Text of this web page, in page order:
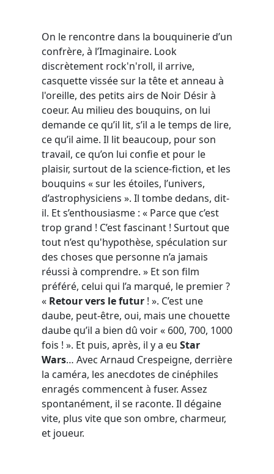
On le rencontre dans la bouquinerie d’un
confrère, à l’Imaginaire. Look
discrètement rock'n'roll, il arrive,
casquette vissée sur la tête et anneau à
l'oreille, des petits airs de Noir Désir à
coeur. Au milieu des bouquins, on lui
demande ce qu’il lit, s’il a le temps de lire,
ce qu’il aime. Il lit beaucoup, pour son
travail, ce qu’on lui confie et pour le
plaisir, surtout de la science-fiction, et les
bouquins « sur les étoiles, l’univers,
d’astrophysiciens ». Il tombe dedans, dit-
il. Et s’enthousiasme : « Parce que c’est
trop grand ! C’est fascinant ! Surtout que
tout n’est qu'hypothèse, spéculation sur
des choses que personne n’a jamais
réussi à comprendre. » Et son film
préféré, celui qui l’a marqué, le premier ?
« Retour vers le futur ! ». C’est une
daube, peut-être, oui, mais une chouette
daube qu’il a bien dû voir « 600, 700, 1000
fois ! ». Et puis, après, il y a eu Star
Wars… Avec Arnaud Crespeigne, derrière
la caméra, les anecdotes de cinéphiles
enragés commencent à fuser. Assez
spontanément, il se raconte. Il dégaine
vite, plus vite que son ombre, charmeur,
et joueur.